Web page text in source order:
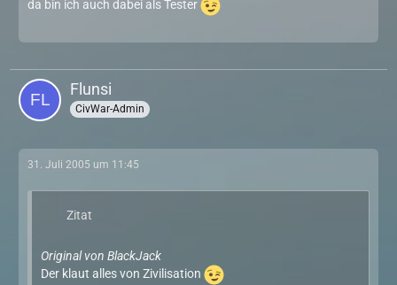
da bin ich auch dabei als Tester
Flunsi
CivWar-Admin
31. Juli 2005 um 11:45
Zitat
Original von BlackJack
Der klaut alles von Zivilisation